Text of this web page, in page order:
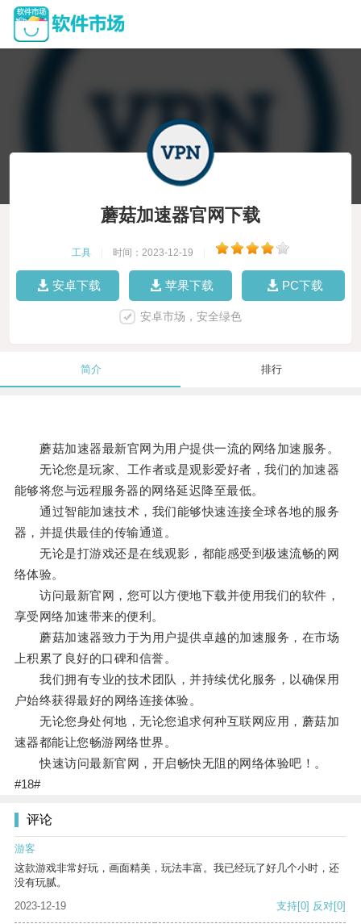
蘑菇加速器官网下载
工具 时间：2023-12-19
安卓下载 苹果下载 PC下载
安卓市场，安全绿色
简介 排行
蘑菇加速器最新官网为用户提供一流的网络加速服务。
无论您是玩家、工作者或是观影爱好者，我们的加速器
能够将您与远程服务器的网络延迟降至最低。
通过智能加速技术，我们能够快速连接全球各地的服务
器，并提供最佳的传输通道。
无论是打游戏还是在线观影，都能感受到极速流畅的网
络体验。
访问最新官网，您可以方便地下载并使用我们的软件，
享受网络加速带来的便利。
蘑菇加速器致力于为用户提供卓越的加速服务，在市场
上积累了良好的口碑和信誉。
我们拥有专业的技术团队，并持续优化服务，以确保用
户始终获得最好的网络连接体验。
无论您身处何地，无论您追求何种互联网应用，蘑菇加
速器都能让您畅游网络世界。
快速访问最新官网，开启畅快无阻的网络体验吧！。
#18#
评论
游客
这款游戏非常好玩，画面精美，玩法丰富。我已经玩了好几个小时，还
没有玩腻。
2023-12-19
支持[0] 反对[0]